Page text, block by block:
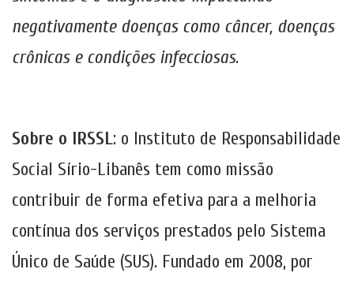
negativamente doenças como câncer, doenças
crônicas e condições infecciosas.
Sobre o IRSSL: o Instituto de Responsabilidade
Social Sírio-Libanês tem como missão
contribuir de forma efetiva para a melhoria
contínua dos serviços prestados pelo Sistema
Único de Saúde (SUS). Fundado em 2008, por